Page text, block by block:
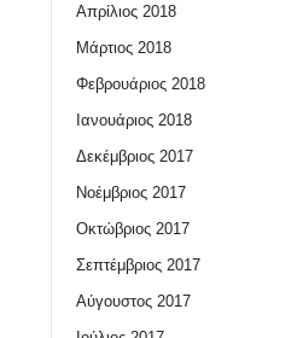
Απρίλιος 2018
Μάρτιος 2018
Φεβρουάριος 2018
Ιανουάριος 2018
Δεκέμβριος 2017
Νοέμβριος 2017
Οκτώβριος 2017
Σεπτέμβριος 2017
Αύγουστος 2017